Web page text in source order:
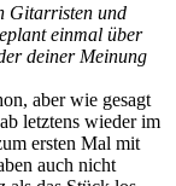
Gitarristen und
einmal über
deiner Meinung
aber wie gesagt
letztens wieder im
ersten Mal mit
auch nicht